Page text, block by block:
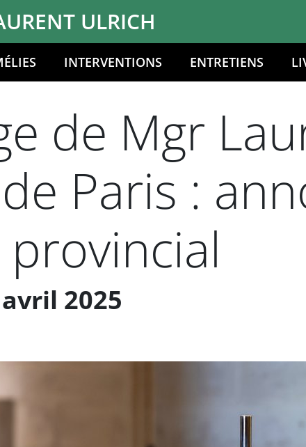
ULRICH
INTERVENTIONS ENTRETIENS
de Mgr
Paris :
2025